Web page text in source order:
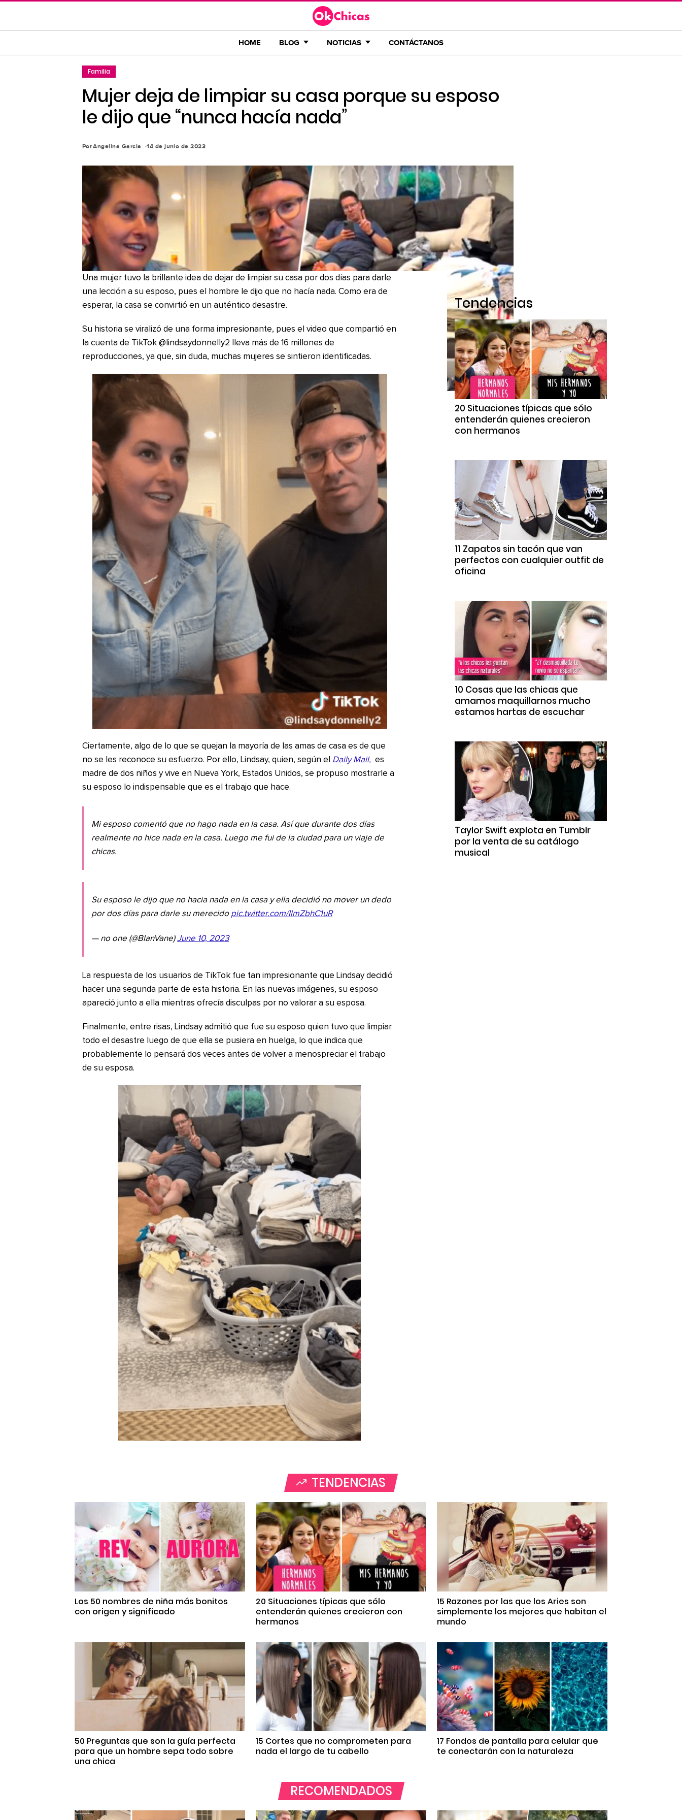
contenido
HOME BLOG NOTICIAS CONTÁCTANOS
Familia
Mujer deja de limpiar su casa porque su esposo
le dijo que “nunca hacía nada”
PorAngelina Garcia 14 de junio de 2023
Una mujer tuvo la brillante idea de dejar de limpiar su casa por dos días para darle
una lección a su esposo, pues el hombre le dijo que no hacía nada. Como era de
esperar, la casa se convirtió en un auténtico desastre.
Su historia se viralizó de una forma impresionante, pues el video que compartió en
la cuenta de TikTok @lindsaydonnelly2 lleva más de 16 millones de
reproducciones, ya que, sin duda, muchas mujeres se sintieron identificadas.
Ciertamente, algo de lo que se quejan la mayoría de las amas de casa es de que
no se les reconoce su esfuerzo. Por ello, Lindsay, quien, según el Daily Mail, es
madre de dos niños y vive en Nueva York, Estados Unidos, se propuso mostrarle a
su esposo lo indispensable que es el trabajo que hace.
Mi esposo comentó que no hago nada en la casa. Así que durante dos días
realmente no hice nada en la casa. Luego me fui de la ciudad para un viaje de
chicas.
Su esposo le dijo que no hacia nada en la casa y ella decidió no mover un dedo
por dos días para darle su merecido pic.twitter.com/IlmZbhC1uR
— no one (@BlanVane)June 10, 2023
La respuesta de los usuarios de TikTok fue tan impresionante que Lindsay decidió
hacer una segunda parte de esta historia. En las nuevas imágenes, su esposo
apareció junto a ella mientras ofrecía disculpas por no valorar a su esposa.
Finalmente, entre risas, Lindsay admitió que fue su esposo quien tuvo que limpiar
todo el desastre luego de que ella se pusiera en huelga, lo que indica que
probablemente lo pensará dos veces antes de volver a menospreciar el trabajo
de su esposa.
Tendencias
20 Situaciones típicas que sólo
entenderán quienes crecieron
con hermanos
11 Zapatos sin tacón que van
perfectos con cualquier outfit de
oficina
10 Cosas que las chicas que
amamos maquillarnos mucho
estamos hartas de escuchar
Taylor Swift explota en Tumblr
por la venta de su catálogo
musical
TENDENCIAS
Los 50 nombres de niña más bonitos
con origen y significado
20 Situaciones típicas que sólo
entenderán quienes crecieron con
hermanos
15 Razones por las que los Aries son
simplemente los mejores que habitan el
mundo
50 Preguntas que son la guía perfecta
para que un hombre sepa todo sobre
una chica
15 Cortes que no comprometen para
nada el largo de tu cabello
17 Fondos de pantalla para celular que
te conectarán con la naturaleza
RECOMENDADOS